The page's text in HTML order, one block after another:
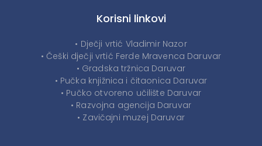
Korisni linkovi
• Dječji vrtić Vladimir Nazor
• Češki dječji vrtić Ferde Mravenca Daruvar
• Gradska tržnica Daruvar
• Pučka knjižnica i čitaonica Daruvar
• Pučko otvoreno učilište Daruvar
• Razvojna agencija Daruvar
• Zavičajni muzej Daruvar